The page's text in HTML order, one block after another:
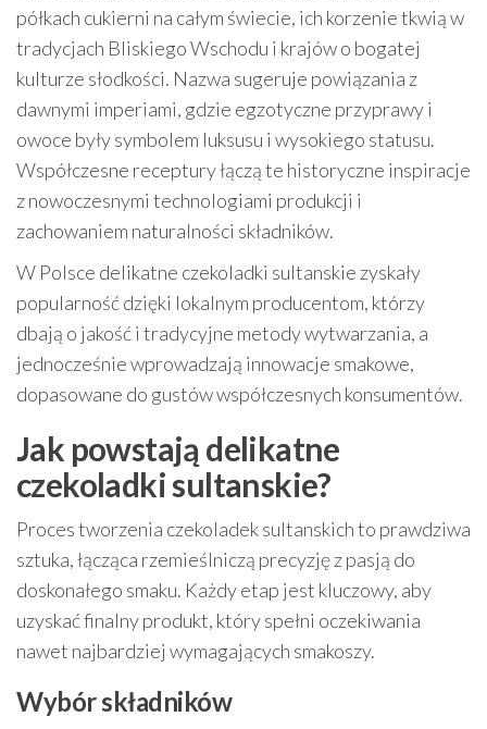
półkach cukierni na całym świecie, ich korzenie tkwią w
tradycjach Bliskiego Wschodu i krajów o bogatej
kulturze słodkości. Nazwa sugeruje powiązania z
dawnymi imperiami, gdzie egzotyczne przyprawy i
owoce były symbolem luksusu i wysokiego statusu.
Współczesne receptury łączą te historyczne inspiracje
z nowoczesnymi technologiami produkcji i
zachowaniem naturalności składników.
W Polsce delikatne czekoladki sultanskie zyskały
popularność dzięki lokalnym producentom, którzy
dbają o jakość i tradycyjne metody wytwarzania, a
jednocześnie wprowadzają innowacje smakowe,
dopasowane do gustów współczesnych konsumentów.
Jak powstają delikatne
czekoladki sultanskie?
Proces tworzenia czekoladek sultanskich to prawdziwa
sztuka, łącząca rzemieślniczą precyzję z pasją do
doskonałego smaku. Każdy etap jest kluczowy, aby
uzyskać finalny produkt, który spełni oczekiwania
nawet najbardziej wymagających smakoszy.
Wybór składników